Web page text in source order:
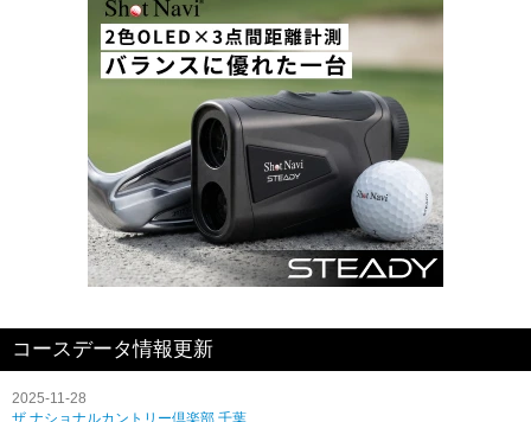
コースデータ情報更新
2025-11-28
ザ ナショナルカントリー倶楽部 千葉